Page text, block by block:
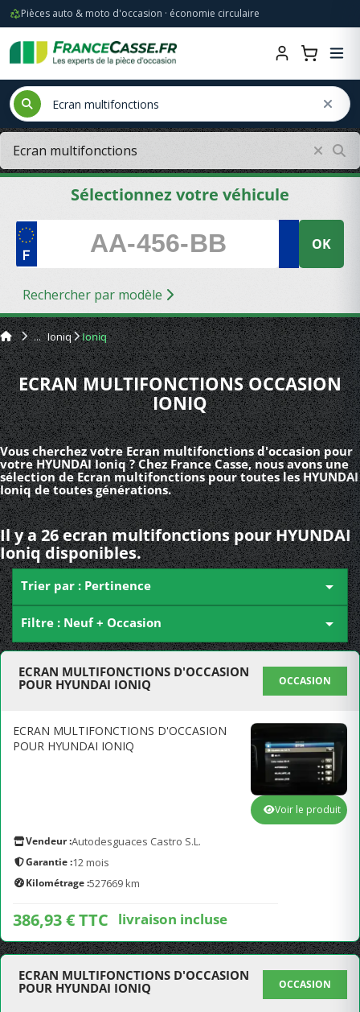
Pièces auto & moto d'occasion · économie circulaire
Sélectionnez votre véhicule
OK
Rechercher par modèle
Ioniq Ioniq
ECRAN MULTIFONCTIONS OCCASION
IONIQ
Vous cherchez votre Ecran multifonctions d'occasion pour
votre HYUNDAI Ioniq ? Chez France Casse, nous avons une
sélection de Ecran multifonctions pour toutes les HYUNDAI
Ioniq de toutes générations.
Il y a 26 ecran multifonctions pour HYUNDAI
Ioniq disponibles.
Trier par : Pertinence 
Filtre : Neuf + Occasion 
ECRAN MULTIFONCTIONS D'OCCASION
POUR HYUNDAI IONIQ
OCCASION
ECRAN MULTIFONCTIONS D'OCCASION
POUR HYUNDAI IONIQ
Vendeur :Autodesguaces Castro S.L.
Garantie :12 mois
Kilométrage :527669 km
386,93 € TTC livraison incluse
Voir le produit
ECRAN MULTIFONCTIONS D'OCCASION
POUR HYUNDAI IONIQ
OCCASION